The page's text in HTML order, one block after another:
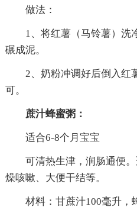
做法：
1、将红薯（马铃薯）洗
碾成泥。
2、奶粉冲调好后倒入红
可。
蔗汁蜂蜜粥：
适合6-8个月宝宝
可清热生津，润肠通便。
燥咳嗽、大便干结等。
材料：甘蔗汁100毫升，蜂